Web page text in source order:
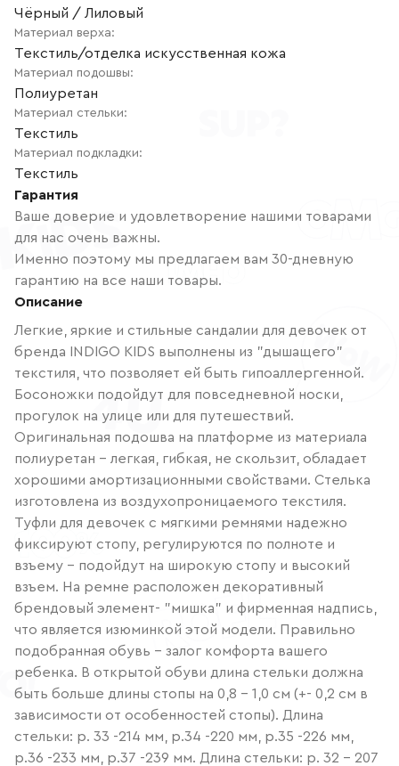
Чёрный / Лиловый
Материал верха:
Текстиль/отделка искусственная кожа
Материал подошвы:
Полиуретан
Материал стельки:
Текстиль
Материал подкладки:
Текстиль
Гарантия
Ваше доверие и удовлетворение нашими товарами
для нас очень важны.
Именно поэтому мы предлагаем вам 30-дневную
гарантию на все наши товары.
Описание
Легкие, яркие и стильные сандалии для девочек от
бренда INDIGO KIDS выполнены из "дышащего"
текстиля, что позволяет ей быть гипоаллергенной.
Босоножки подойдут для повседневной носки,
прогулок на улице или для путешествий.
Оригинальная подошва на платформе из материала
полиуретан - легкая, гибкая, не скользит, обладает
хорошими амортизационными свойствами. Стелька
изготовлена из воздухопроницаемого текстиля.
Туфли для девочек с мягкими ремнями надежно
фиксируют стопу, регулируются по полноте и
взъему – подойдут на широкую стопу и высокий
взъем. На ремне расположен декоративный
брендовый элемент- "мишка" и фирменная надпись,
что является изюминкой этой модели. Правильно
подобранная обувь - залог комфорта вашего
ребенка. В открытой обуви длина стельки должна
быть больше длины стопы на 0,8 - 1,0 см (+- 0,2 см в
зависимости от особенностей стопы). Длина
стельки: р. 33 -214 мм, р.34 -220 мм, р.35 -226 мм,
р.36 -233 мм, р.37 -239 мм. Длина стельки: р. 32 - 207